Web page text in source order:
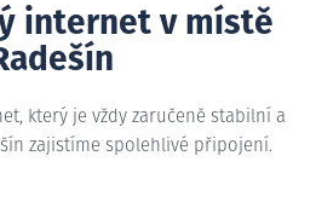
internet v místě
který je vždy zaručeně stabilní a
zajistíme spolehlivé připojení.